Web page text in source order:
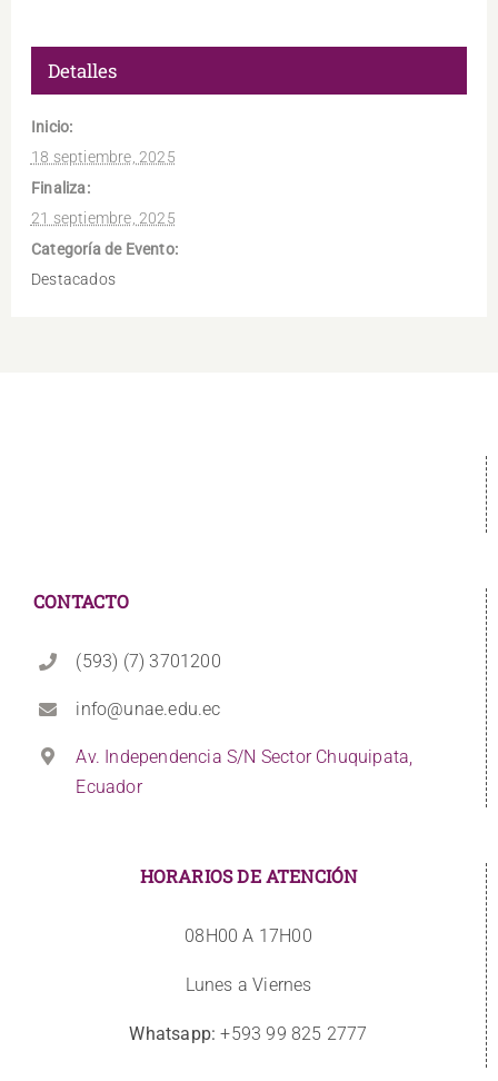
Detalles
Inicio:
18 septiembre, 2025
Finaliza:
21 septiembre, 2025
Categoría de Evento:
Destacados
CONTACTO
(593) (7) 3701200
info@unae.edu.ec
Av. Independencia S/N Sector Chuquipata,
Ecuador
HORARIOS DE ATENCIÓN
08H00 A 17H00
Lunes a Viernes
Whatsapp: +593 99 825 2777